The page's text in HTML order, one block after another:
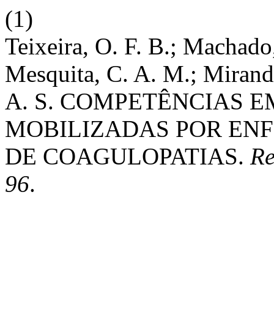
(1)
Teixeira, O. F. B.;
Mesquita, C. A. M.;
A. S. COMPETÊNCIAS
MOBILIZADAS POR
DE COAGULOPATIAS.
96.